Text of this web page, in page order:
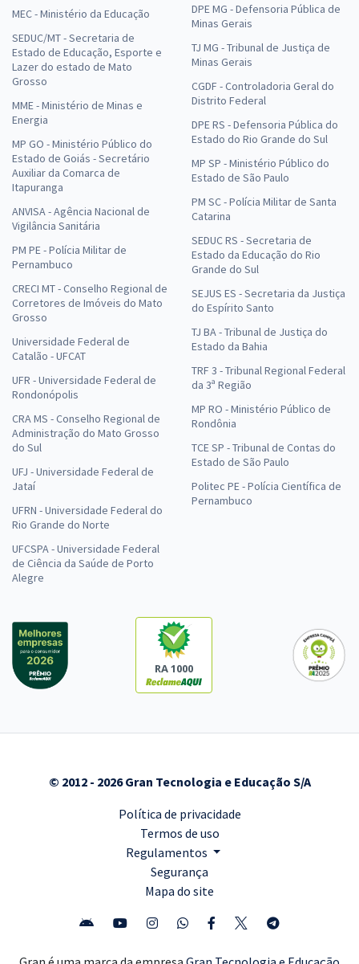
MEC - Ministério da Educação
SEDUC/MT - Secretaria de
Estado de Educação, Esporte e
Lazer do estado de Mato
Grosso
MME - Ministério de Minas e
Energia
MP GO - Ministério Público do
Estado de Goiás - Secretário
Auxiliar da Comarca de
Itapuranga
ANVISA - Agência Nacional de
Vigilância Sanitária
PM PE - Polícia Militar de
Pernambuco
CRECI MT - Conselho Regional de
Corretores de Imóveis do Mato
Grosso
Universidade Federal de
Catalão - UFCAT
UFR - Universidade Federal de
Rondonópolis
CRA MS - Conselho Regional de
Administração do Mato Grosso
do Sul
UFJ - Universidade Federal de
Jataí
UFRN - Universidade Federal do
Rio Grande do Norte
UFCSPA - Universidade Federal
de Ciência da Saúde de Porto
Alegre
DPE MG - Defensoria Pública de
Minas Gerais
TJ MG - Tribunal de Justiça de
Minas Gerais
CGDF - Controladoria Geral do
Distrito Federal
DPE RS - Defensoria Pública do
Estado do Rio Grande do Sul
MP SP - Ministério Público do
Estado de São Paulo
PM SC - Polícia Militar de Santa
Catarina
SEDUC RS - Secretaria de
Estado da Educação do Rio
Grande do Sul
SEJUS ES - Secretaria da Justiça
do Espírito Santo
TJ BA - Tribunal de Justiça do
Estado da Bahia
TRF 3 - Tribunal Regional Federal
da 3ª Região
MP RO - Ministério Público de
Rondônia
TCE SP - Tribunal de Contas do
Estado de São Paulo
Politec PE - Polícia Científica de
Pernambuco
RA 1000
© 2012 - 2026 Gran Tecnologia e Educação S/A
Política de privacidade
Termos de uso
Regulamentos
Segurança
Mapa do site